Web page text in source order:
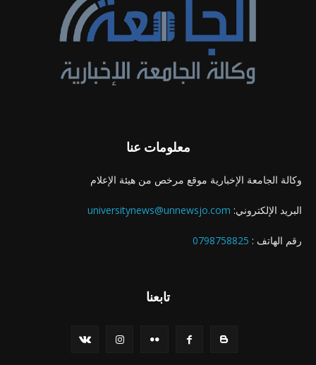
معلومات عنا
وكالة الجامعة الإخبارية موقع مرخص من هيئة الإعلام
البريد الإلكتروني: universitynews@unnewsjo.com
رقم الهاتف : 0798758825
تابعنا